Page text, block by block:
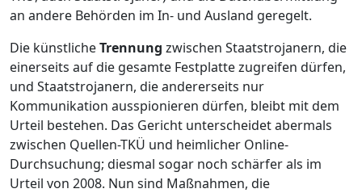
an andere Behörden im In- und Ausland geregelt.
Die künstlicheTrennung zwischen Staatstrojanern, die
einerseits auf die gesamte Festplatte zugreifen dürfen,
und Staatstrojanern, die andererseits nur
Kommunikation ausspionieren dürfen, bleibt mit dem
Urteil bestehen. Das Gericht unterscheidet abermals
zwischen Quellen-TKÜ und heimlicher Online-
Durchsuchung; diesmal sogar noch schärfer als im
Urteil von 2008. Nun sind Maßnahmen, die